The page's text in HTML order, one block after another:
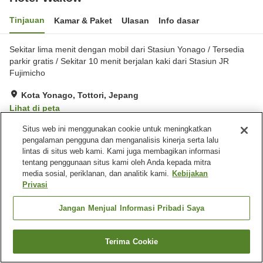
Tinjauan Kamar & Paket Ulasan Info dasar
Sekitar lima menit dengan mobil dari Stasiun Yonago / Tersedia
parkir gratis / Sekitar 10 menit berjalan kaki dari Stasiun JR
Fujimicho
Kota Yonago, Tottori, Jepang
Lihat di peta
Sangat baik Ulasan:107
Fasilitas properti
Tempat parkir
Spa / Salon kecantikan
Mesin penjual otomatis
Beranda Jepang Tottori Kota Yonago Hotel Wakow
Cari kamar
Situs web ini menggunakan cookie untuk meningkatkan
pengalaman pengguna dan menganalisis kinerja serta lalu
lintas di situs web kami. Kami juga membagikan informasi
tentang penggunaan situs kami oleh Anda kepada mitra
media sosial, periklanan, dan analitik kami. Kebijakan
Privasi
Jangan Menjual Informasi Pribadi Saya
Terima Cookie